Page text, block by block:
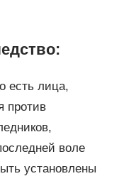
есть лица,
против
воле
установлены